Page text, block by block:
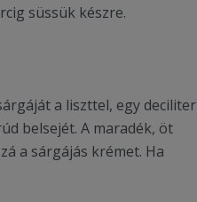
süssük készre.
a liszttel, egy deciliter
belsejét. A maradék, öt
a sárgájás krémet. Ha